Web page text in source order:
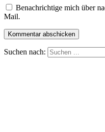
Benachrichtige mich über
Mail.
Suchen nach: